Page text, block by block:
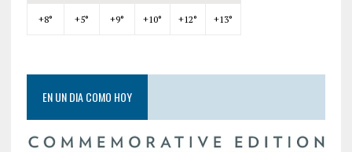
+8° +5° +9° +10° +12° +13°
EN UN DIA COMO HOY